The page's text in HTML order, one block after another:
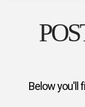
Below you'll